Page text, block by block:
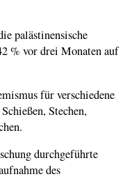
palästinensische
% vor drei Monaten auf
für verschiedene
Stechen,
durchgeführte
des